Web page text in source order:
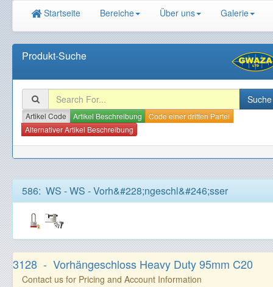
Startseite Bereiche Über uns Galerie
Produkt-Suche
Artikel Code Artikel Beschreibung
Code einer dritten Partei
Alternativer Artikel Beschreibung
586: WS - WS - Vorh&#228;ngeschl&#246;sser
3128 - Vorhängeschloss Heavy Duty 95mm C20
Contact us for Pricing and Account Information